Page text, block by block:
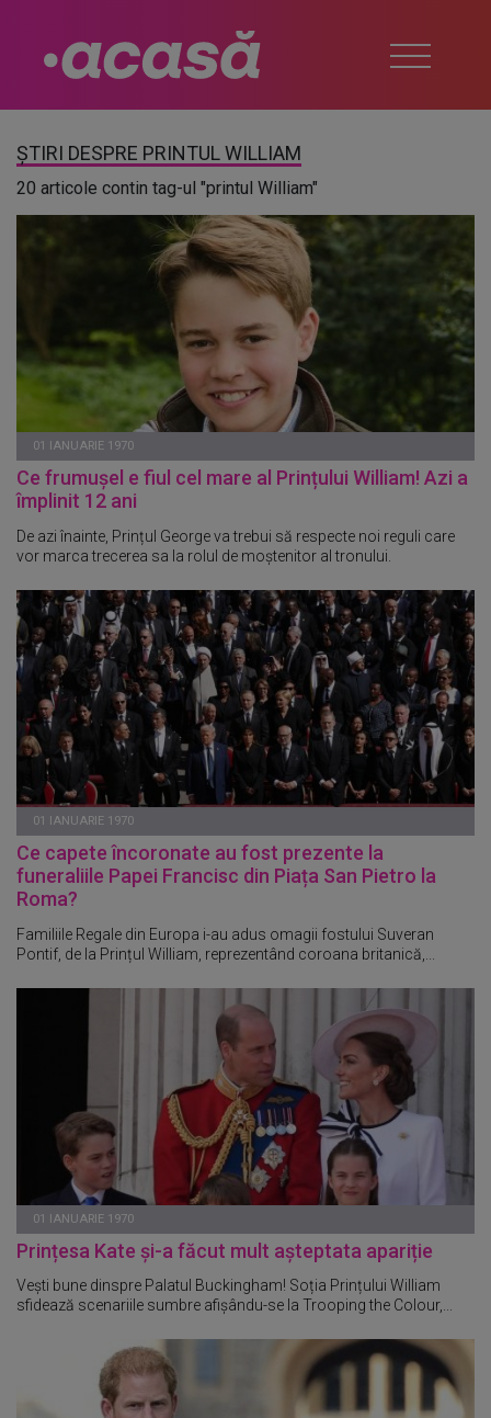
ȘTIRI DESPRE PRINTUL WILLIAM
20 articole contin tag-ul "printul William"
01 IANUARIE 1970
Ce frumușel e fiul cel mare al Prințului William! Azi a
împlinit 12 ani
De azi înainte, Prințul George va trebui să respecte noi reguli care
vor marca trecerea sa la rolul de moștenitor al tronului.
01 IANUARIE 1970
Ce capete încoronate au fost prezente la
funeraliile Papei Francisc din Piața San Pietro la
Roma?
Familiile Regale din Europa i-au adus omagii fostului Suveran
Pontif, de la Prințul William, reprezentând coroana britanică,...
01 IANUARIE 1970
Prințesa Kate și-a făcut mult așteptata apariție
Vești bune dinspre Palatul Buckingham! Soția Prințului William
sfidează scenariile sumbre afișându-se la Trooping the Colour,...